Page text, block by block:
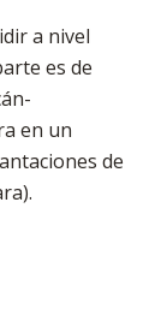
a nivel
es de
en un
de